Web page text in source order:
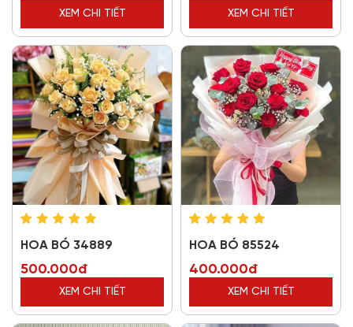
XEM CHI TIẾT XEM CHI TIẾT
HOA BÓ 34889
500.000đ
XEM CHI TIẾT
HOA BÓ 85524
400.000đ
XEM CHI TIẾT